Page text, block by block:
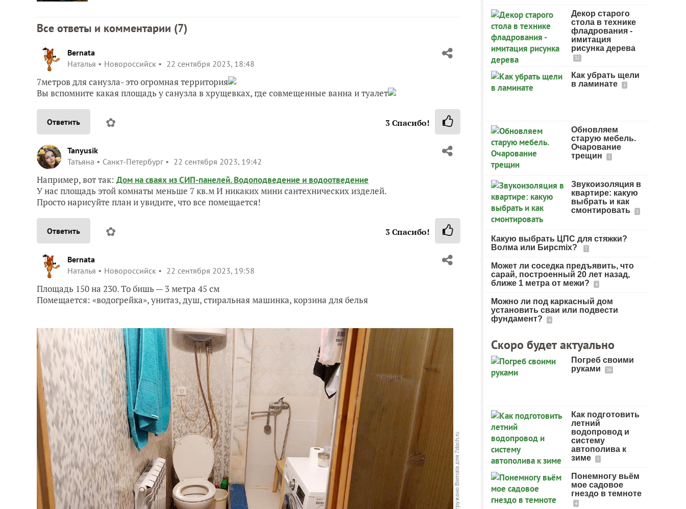
Все ответы и комментарии (7)
Bernata
Наталья
Новороссийск 22 сентября 2023, 18:48
7метров для санузла- это огромная территория
Вы вспомните какая площадь у санузла в хрущевках, где совмещенные ванна и туалет
Ответить ✿ 3Спасибо!
Tanyusik
Татьяна
Санкт-Петербург 22 сентября 2023, 19:42
Например, вот так: Дом на сваях из СИП-панелей. Водоподведение и водоотведение
У нас площадь этой комнаты меньше 7 кв.м И никаких мини сантехнических изделей.
Просто нарисуйте план и увидите, что все помещается!
Ответить ✿ 3Спасибо!
Bernata
Наталья
Новороссийск 22 сентября 2023, 19:58
Площадь 150 на 230. То бишь — 3 метра 45 см
Помещается: «водогрейка», унитаз, душ, стиральная машинка, корзина для белья
Декор старого
стола в технике
фладрования -
имитация
рисунка дерева
31
Как убрать щели
в ламинате
1
Обновляем
старую мебель.
Очарование
трещин
1
Звукоизоляция в
квартире: какую
выбрать и как
смонтировать
1
Какую выбрать ЦПС для стяжки?
Волма или Бирсmix?
7
Может ли соседка предъявить, что
сарай, построенный 20 лет назад,
ближе 1 метра от межи?
4
Можно ли под каркасный дом
установить сваи или подвести
фундамент?
4
Скоро будет актуально
Погреб своими
руками
26
Как подготовить
летний
водопровод и
систему
автополива к
зиме
1
Понемногу вьём
мое садовое
гнездо в темноте
4